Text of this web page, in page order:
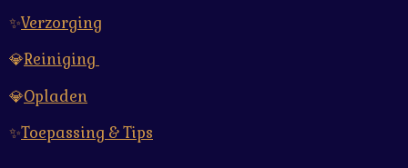
✨Verzorging
💎Reiniging
💎Opladen
✨Toepassing & Tips